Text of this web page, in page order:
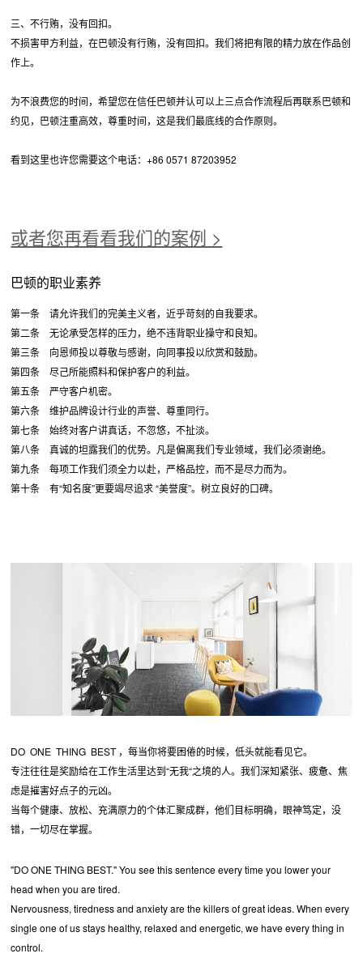
三、不行贿，没有回扣。
不损害甲方利益，在巴顿没有行贿，没有回扣。我们将把有限的精力放在作品创
作上。
为不浪费您的时间，希望您在信任巴顿并认可以上三点合作流程后再联系巴顿和
约见，巴顿注重高效，尊重时间，这是我们最底线的合作原则。
看到这里也许您需要这个电话：+86 0571 87203952
或者您再看看我们的案例 >
巴顿的职业素养
第一条 请允许我们的完美主义者，近乎苛刻的自我要求。
第二条 无论承受怎样的压力，绝不违背职业操守和良知。
第三条 向恩师投以尊敬与感谢，向同事投以欣赏和鼓励。
第四条 尽己所能照料和保护客户的利益。
第五条 严守客户机密。
第六条 维护品牌设计行业的声誉、尊重同行。
第七条 始终对客户讲真话，不忽悠，不扯淡。
第八条 真诚的坦露我们的优势。凡是偏离我们专业领域，我们必须谢绝。
第九条 每项工作我们须全力以赴，严格品控，而不是尽力而为。
第十条 有“知名度”更要竭尽追求 “美誉度”。树立良好的口碑。
DO ONE THING BEST ，每当你将要困倦的时候，低头就能看见它。
专注往往是奖励给在工作生活里达到“无我“之境的人。我们深知紧张、疲惫、焦
虑是摧害好点子的元凶。
当每个健康、放松、充满原力的个体汇聚成群，他们目标明确，眼神笃定，没
错，一切尽在掌握。
"DO ONE THING BEST." You see this sentence every time you lower your
head when you are tired.
Nervousness, tiredness and anxiety are the killers of great ideas. When every
single one of us stays healthy, relaxed and energetic, we have every thing in
control.